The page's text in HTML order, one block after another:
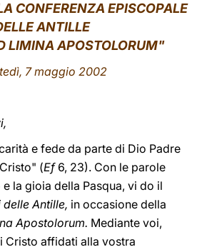
CONFERENZA EPISCOPALE
ANTILLE
LIMINA APOSTOLORUM"
7 maggio 2002
e fede da parte di Dio Padre
(Ef 6, 23). Con le parole
la gioia della Pasqua, vi do il
delle Antille, in occasione della
Apostolorum. Mediante voi,
Cristo affidati alla vostra